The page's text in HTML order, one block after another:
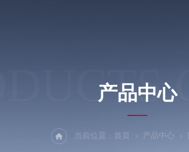
产品中心
当前位置： 首页 产品中心